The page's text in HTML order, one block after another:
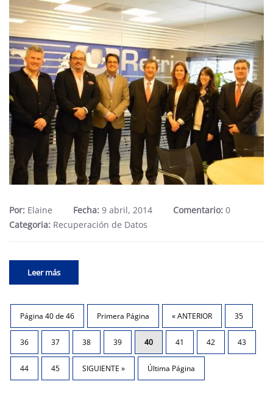
Por: Elaine Fecha: 9 abril, 2014 Comentario: 0
Categoria: Recuperación de Datos
Leer más
Página 40 de 46 Primera Página « ANTERIOR 35
36 37 38 39 40 41 42 43
44 45 SIGUIENTE » Última Página